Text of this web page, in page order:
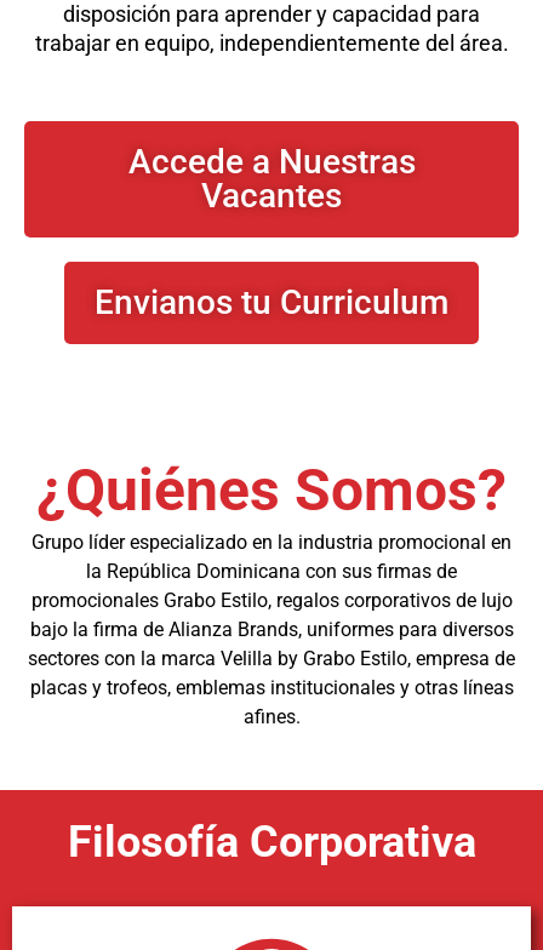
disposición para aprender y capacidad para
trabajar en equipo, independientemente del área.
Accede a Nuestras
Vacantes
Envianos tu Curriculum
¿Quiénes Somos?
Grupo líder especializado en la industria promocional en
la República Dominicana con sus firmas de
promocionales Grabo Estilo, regalos corporativos de lujo
bajo la firma de Alianza Brands, uniformes para diversos
sectores con la marca Velilla by Grabo Estilo, empresa de
placas y trofeos, emblemas institucionales y otras líneas
afines.
Filosofía Corporativa